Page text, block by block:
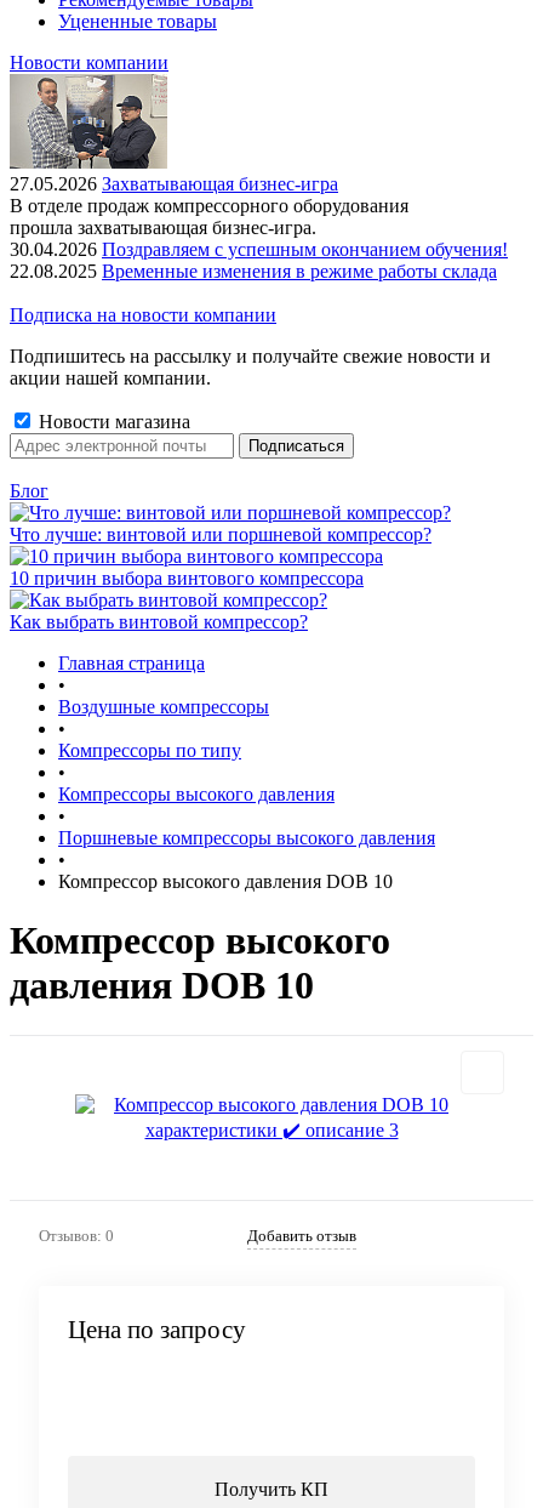
Уцененные товары
Новости компании
27.05.2026 Захватывающая бизнес-игра
В отделе продаж компрессорного оборудования
прошла захватывающая бизнес-игра.
30.04.2026 Поздравляем с успешным окончанием обучения!
22.08.2025 Временные изменения в режиме работы склада
Подписка на новости компании
Подпишитесь на рассылку и получайте свежие новости и
акции нашей компании.
Новости магазина
Блог
Что лучше: винтовой или поршневой компрессор?
10 причин выбора винтового компрессора
Как выбрать винтовой компрессор?
Главная страница
•
Воздушные компрессоры
•
Компрессоры по типу
•
Компрессоры высокого давления
•
Поршневые компрессоры высокого давления
•
Компрессор высокого давления DOB 10
Компрессор высокого
давления DOB 10
Отзывов: 0 Добавить отзыв
Цена по запросу
Получить КП